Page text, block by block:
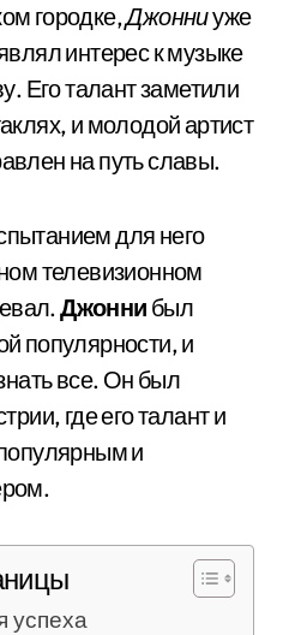
городке,Джонниуже
интерес к музыке
Его талант заметили
и молодой артист
на путь славы.
для него
телевизионном
Джонни был
популярности, и
все. Он был
где его талант и
и
успеха